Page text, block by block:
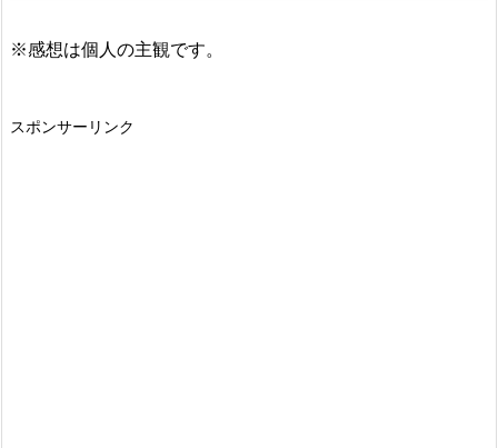
※感想は個人の主観です。
スポンサーリンク